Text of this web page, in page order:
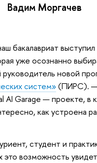
Вадим Моргачев
бакалавриат
уже осознанно
новой
систем»(ПИРС). —
AI Garage — проекте,
как устроена
студент и
возможность